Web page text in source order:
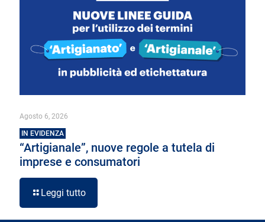
Agosto 6, 2026
IN EVIDENZA
“Artigianale”, nuove regole a tutela di
imprese e consumatori
Leggi tutto